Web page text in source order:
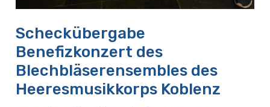
Scheckübergabe
Benefizkonzert des
Blechbläserensembles des
Heeresmusikkorps Koblenz